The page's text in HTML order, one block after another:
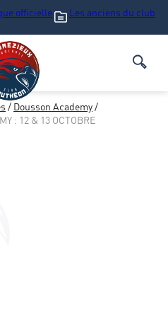
officielle Les anciens du club
/ Dousson Academy/
: 12 & 13 OCTOBRE